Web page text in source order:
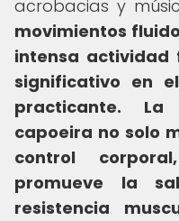
acrobacias y
movimientos
intensa actividad
significativo en
practicante.
La
capoeira no solo
control
promueve la
resistencia